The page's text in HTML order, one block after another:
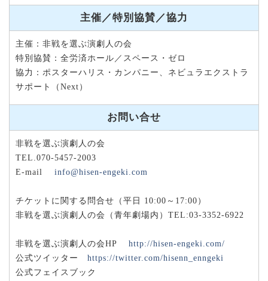
主催／特別協賛／協力
主催：非戦を選ぶ演劇人の会
特別協賛：全労済ホール／スペース・ゼロ
協力：ポスターハリス・カンパニー、ネビュラエクストラ
サポート（Next）
お問い合せ
非戦を選ぶ演劇人の会
TEL.070-5457-2003
E-mail info@hisen-engeki.com
チケットに関する問合せ（平日 10:00～17:00）
非戦を選ぶ演劇人の会（青年劇場内）TEL:03-3352-6922
非戦を選ぶ演劇人の会HP http://hisen-engeki.com/
公式ツイッター https://twitter.com/hisenn_enngeki
公式フェイスブック